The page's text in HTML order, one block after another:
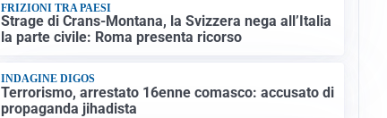
FRIZIONI TRA PAESI
Strage di Crans-Montana, la Svizzera nega all’Italia
la parte civile: Roma presenta ricorso
INDAGINE DIGOS
Terrorismo, arrestato 16enne comasco: accusato di
propaganda jihadista